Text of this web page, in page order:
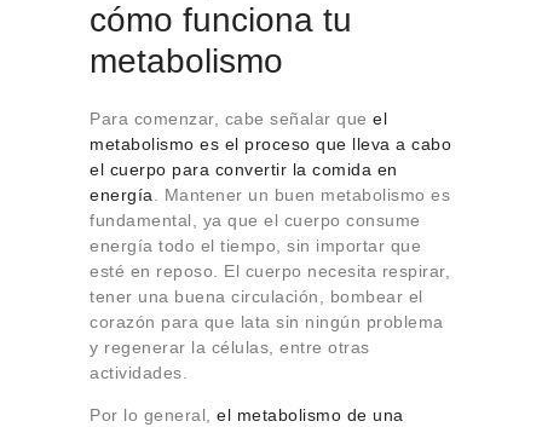
cómo funciona tu
metabolismo
Para comenzar, cabe señalar que el
metabolismo es el proceso que lleva a cabo
el cuerpo para convertir la comida en
energía . Mantener un buen metabolismo es
fundamental, ya que el cuerpo consume
energía todo el tiempo, sin importar que
esté en reposo. El cuerpo necesita respirar,
tener una buena circulación, bombear el
corazón para que lata sin ningún problema
y regenerar la células, entre otras
actividades.
Por lo general, el metabolismo de una